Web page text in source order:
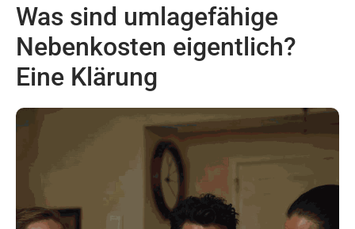
Was sind umlagefähige
Nebenkosten eigentlich?
Eine Klärung